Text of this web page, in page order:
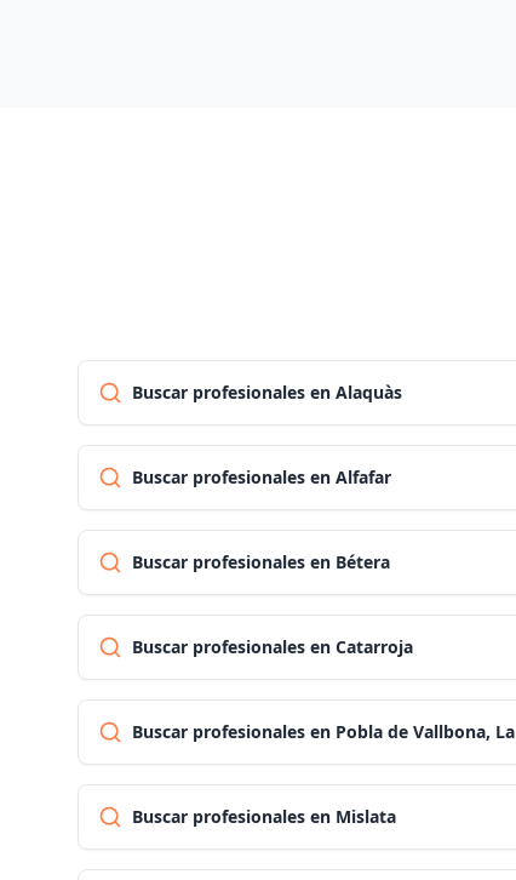
Buscar profesionales en Alaquàs
Buscar profesionales en Alfafar
Buscar profesionales en Bétera
Buscar profesionales en Catarroja
Buscar profesionales en Pobla de Vallbona, La
Buscar profesionales en Mislata